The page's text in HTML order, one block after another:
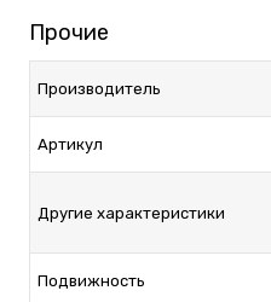
Прочие
Производитель
Артикул
Другие характеристики
Подвижность